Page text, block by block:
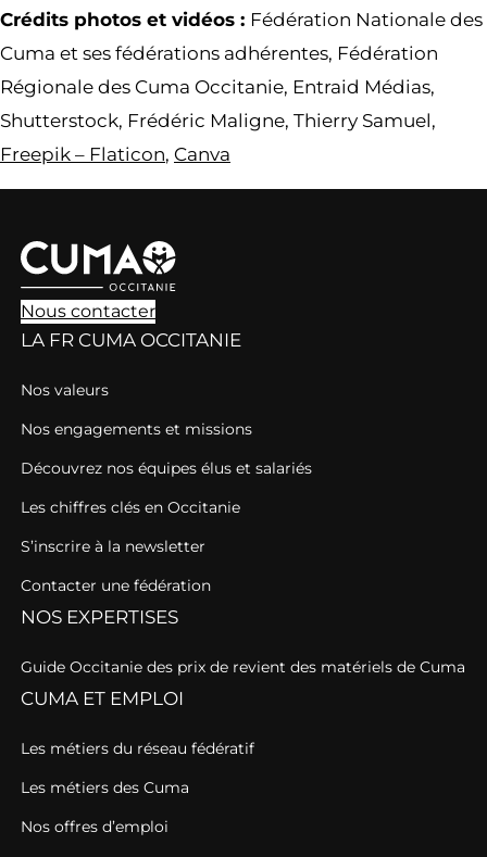
Crédits photos et vidéos : Fédération Nationale des
Cuma et ses fédérations adhérentes, Fédération
Régionale des Cuma Occitanie, Entraid Médias,
Shutterstock, Frédéric Maligne, Thierry Samuel,
Freepik – Flaticon, Canva
Nous contacter
LA FR CUMA OCCITANIE
Nos valeurs
Nos engagements et missions
Découvrez nos équipes élus et salariés
Les chiffres clés en Occitanie
S’inscrire à la newsletter
Contacter une fédération
NOS EXPERTISES
Guide Occitanie des prix de revient des matériels de Cuma
CUMA ET EMPLOI
Les métiers du réseau fédératif
Les métiers des Cuma
Nos offres d’emploi